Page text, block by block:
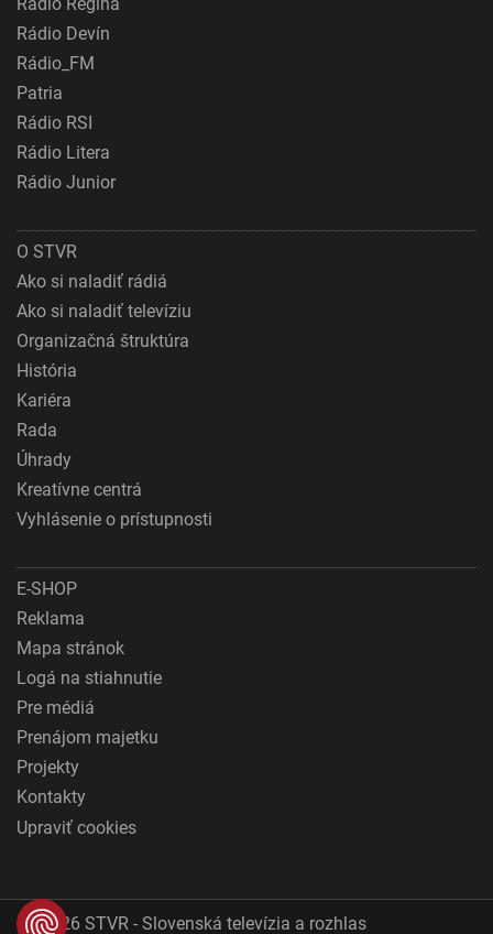
Rádio Devín
Rádio_FM
Patria
Rádio RSI
Rádio Litera
Rádio Junior
O STVR
Ako si naladiť rádiá
Ako si naladiť televíziu
Organizačná štruktúra
História
Kariéra
Rada
Úhrady
Kreatívne centrá
Vyhlásenie o prístupnosti
E-SHOP
Reklama
Mapa stránok
Logá na stiahnutie
Pre médiá
Prenájom majetku
Projekty
Kontakty
Upraviť cookies
© 2026 STVR - Slovenská televízia a rozhlas